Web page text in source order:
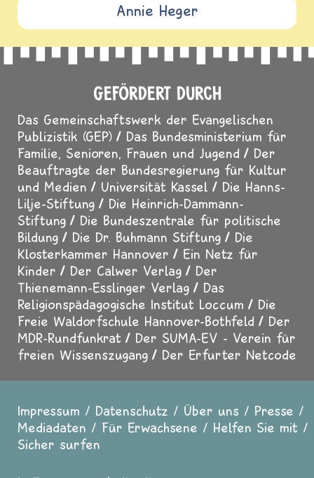
Annie Heger
GEFÖRDERT DURCH
Das Gemeinschaftswerk der Evangelischen
Publizistik (GEP)
Das Bundesministerium für
Familie, Senioren, Frauen und Jugend
Der
Beauftragte der Bundesregierung für Kultur
und Medien
Universität Kassel
Die Hanns-
Lilje-Stiftung
Die Heinrich-Dammann-
Stiftung
Die Bundeszentrale für politische
Bildung
Die Dr. Buhmann Stiftung
Die
Klosterkammer Hannover
Ein Netz für
Kinder
Der Calwer Verlag
Der
Thienemann-Esslinger Verlag
Das
Religionspädagogische Institut Loccum
Die
Freie Waldorfschule Hannover-Bothfeld
Der
MDR-Rundfunkrat
Der SUMA-EV - Verein für
freien Wissenszugang
Der Erfurter Netcode
Fußzeile
Impressum Datenschutz Über uns
Presse
Mediadaten
Für Erwachsene
Helfen Sie mit
Sicher surfen